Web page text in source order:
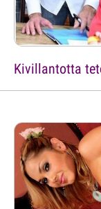
Kivillantotta